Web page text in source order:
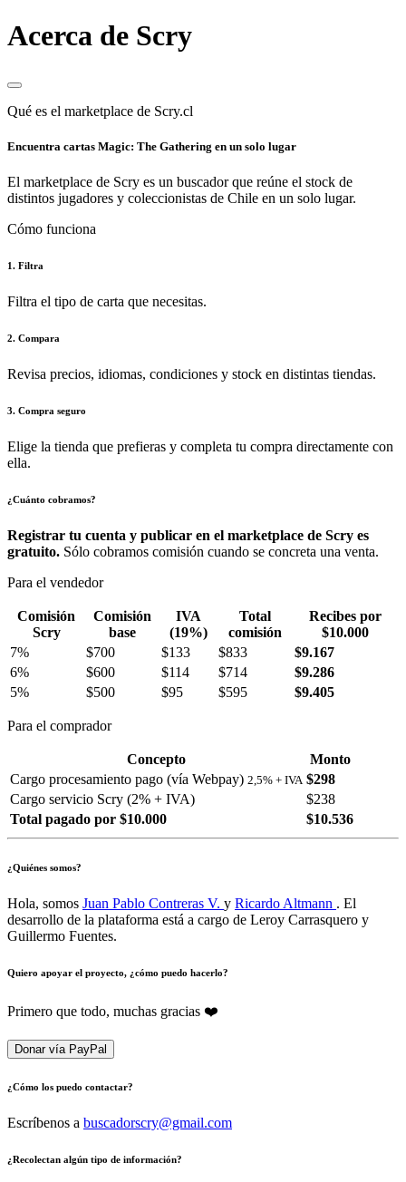
Acerca de Scry
Qué es el marketplace de Scry.cl
Encuentra cartas Magic: The Gathering en un solo lugar
El marketplace de Scry es un buscador que reúne el stock de
distintos jugadores y coleccionistas de Chile en un solo lugar.
Cómo funciona
1. Filtra
Filtra el tipo de carta que necesitas.
2. Compara
Revisa precios, idiomas, condiciones y stock en distintas tiendas.
3. Compra seguro
Elige la tienda que prefieras y completa tu compra directamente con
ella.
¿Cuánto cobramos?
Registrar tu cuenta y publicar en el marketplace de Scry es
gratuito. Sólo cobramos comisión cuando se concreta una venta.
Para el vendedor
Comisión
Scry
Comisión
base
IVA
(19%)
Total
comisión
Recibes por
$10.000
7%
$700 $133 $833
$9.167
6%
$600 $114 $714
$9.286
5%
$500 $95 $595 $9.405
Para el comprador
Concepto
Monto
Cargo procesamiento pago (vía Webpay) 2,5% + IVA $298
Cargo servicio Scry (2% + IVA)
$238
Total pagado por $10.000
$10.536
¿Quiénes somos?
Hola, somos Juan Pablo Contreras V. y Ricardo Altmann . El
desarrollo de la plataforma está a cargo de Leroy Carrasquero y
Guillermo Fuentes.
Quiero apoyar el proyecto, ¿cómo puedo hacerlo?
Primero que todo, muchas gracias ❤️
Donar vía PayPal
¿Cómo los puedo contactar?
Escríbenos a buscadorscry@gmail.com
¿Recolectan algún tipo de información?